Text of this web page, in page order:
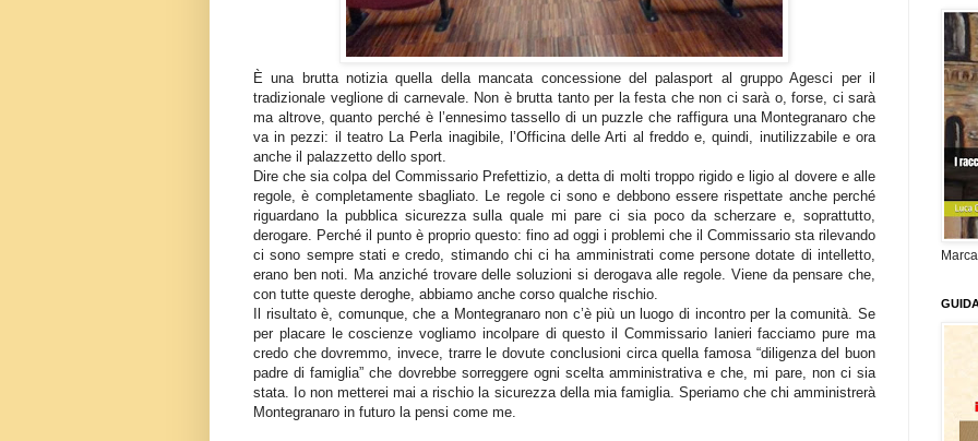
È una brutta notizia quella della mancata concessione del palasport al gruppo Agesci per il
tradizionale veglione di carnevale. Non è brutta tanto per la festa che non ci sarà o, forse, ci sarà
ma altrove, quanto perché è l’ennesimo tassello di un puzzle che raffigura una Montegranaro che
va in pezzi: il teatro La Perla inagibile, l’Officina delle Arti al freddo e, quindi, inutilizzabile e ora
anche il palazzetto dello sport.
Dire che sia colpa del Commissario Prefettizio, a detta di molti troppo rigido e ligio al dovere e alle
regole, è completamente sbagliato. Le regole ci sono e debbono essere rispettate anche perché
riguardano la pubblica sicurezza sulla quale mi pare ci sia poco da scherzare e, soprattutto,
derogare. Perché il punto è proprio questo: fino ad oggi i problemi che il Commissario sta rilevando
ci sono sempre stati e credo, stimando chi ci ha amministrati come persone dotate di intelletto,
erano ben noti. Ma anziché trovare delle soluzioni si derogava alle regole. Viene da pensare che,
con tutte queste deroghe, abbiamo anche corso qualche rischio.
Il risultato è, comunque, che a Montegranaro non c’è più un luogo di incontro per la comunità. Se
per placare le coscienze vogliamo incolpare di questo il Commissario Ianieri facciamo pure ma
credo che dovremmo, invece, trarre le dovute conclusioni circa quella famosa “diligenza del buon
padre di famiglia” che dovrebbe sorreggere ogni scelta amministrativa e che, mi pare, non ci sia
stata. Io non metterei mai a rischio la sicurezza della mia famiglia. Speriamo che chi amministrerà
Montegranaro in futuro la pensi come me.
Marca